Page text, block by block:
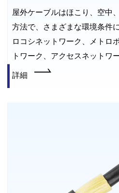
屋外ケーブルはほこり、空中
方法で、さまざまな環境条件
ロコシネットワーク、メトロ
トワーク、アクセスネットワ
詳細